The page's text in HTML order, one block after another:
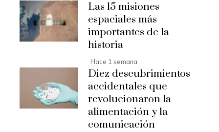
Las 15 misiones
espaciales más
importantes de la
historia
Hace 1 semana
Diez descubrimientos
accidentales que
revolucionaron la
alimentación y la
comunicación